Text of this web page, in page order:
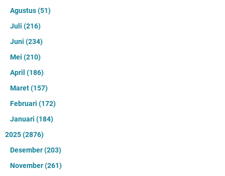
Agustus(51)
Juli (216)
Juni (234)
Mei (210)
April (186)
Maret(157)
Februari (172)
Januari (184)
2025(2876)
Desember(203)
November(261)